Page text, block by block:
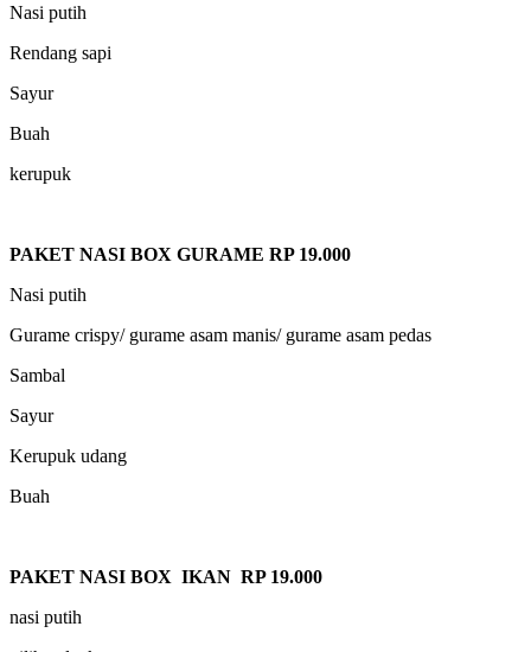
Nasi putih
Rendang sapi
Sayur
Buah
kerupuk
PAKET NASI BOX GURAME RP 19.000
Nasi putih
Gurame crispy/ gurame asam manis/ gurame asam pedas
Sambal
Sayur
Kerupuk udang
Buah
PAKET NASI BOX IKAN RP 19.000
nasi putih